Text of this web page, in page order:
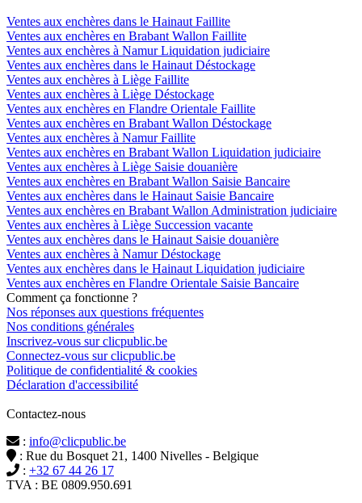
Ventes aux enchères dans le Hainaut Faillite
Ventes aux enchères en Brabant Wallon Faillite
Ventes aux enchères à Namur Liquidation judiciaire
Ventes aux enchères dans le Hainaut Déstockage
Ventes aux enchères à Liège Faillite
Ventes aux enchères à Liège Déstockage
Ventes aux enchères en Flandre Orientale Faillite
Ventes aux enchères en Brabant Wallon Déstockage
Ventes aux enchères à Namur Faillite
Ventes aux enchères en Brabant Wallon Liquidation judiciaire
Ventes aux enchères à Liège Saisie douanière
Ventes aux enchères en Brabant Wallon Saisie Bancaire
Ventes aux enchères dans le Hainaut Saisie Bancaire
Ventes aux enchères en Brabant Wallon Administration judiciaire
Ventes aux enchères à Liège Succession vacante
Ventes aux enchères dans le Hainaut Saisie douanière
Ventes aux enchères à Namur Déstockage
Ventes aux enchères dans le Hainaut Liquidation judiciaire
Ventes aux enchères en Flandre Orientale Saisie Bancaire
Comment ça fonctionne ?
Nos réponses aux questions fréquentes
Nos conditions générales
Inscrivez-vous sur clicpublic.be
Connectez-vous sur clicpublic.be
Politique de confidentialité & cookies
Déclaration d'accessibilité
Contactez-nous
: info@clicpublic.be
: Rue du Bosquet 21, 1400 Nivelles - Belgique
: +32 67 44 26 17
TVA : BE 0809.950.691